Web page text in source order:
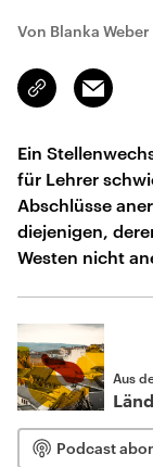
Von Blanka Weber
Link
kopieren/teilen
Email
Ein
für Lehrer
Abschlüsse
diejenigen,
Westen nicht
Aus
Podcast